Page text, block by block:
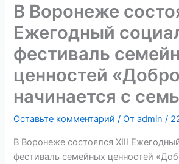
В Воронеже
Ежегодный
фестиваль
ценностей «Добро
начинается с
Оставьте комментарий / Отadmin/
В Воронеже состоялся XIII
фестиваль семейных ценностей